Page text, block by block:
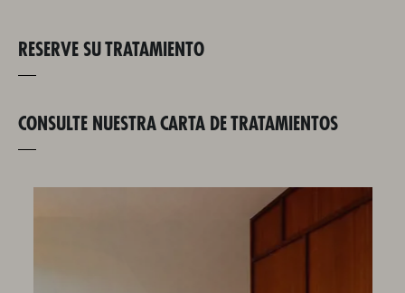
RESERVE SU TRATAMIENTO
CONSULTE NUESTRA CARTA DE TRATAMIENTOS